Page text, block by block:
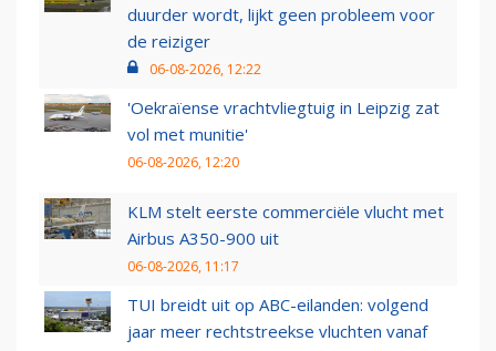
duurder wordt, lijkt geen probleem voor
de reiziger
06-08-2026, 12:22
'Oekraïense vrachtvliegtuig in Leipzig zat
vol met munitie'
06-08-2026, 12:20
KLM stelt eerste commerciële vlucht met
Airbus A350-900 uit
06-08-2026, 11:17
TUI breidt uit op ABC-eilanden: volgend
jaar meer rechtstreekse vluchten vanaf